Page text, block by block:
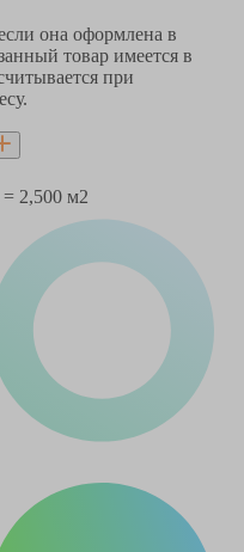
она оформлена в
товар имеется в
при
= 2,500 м2